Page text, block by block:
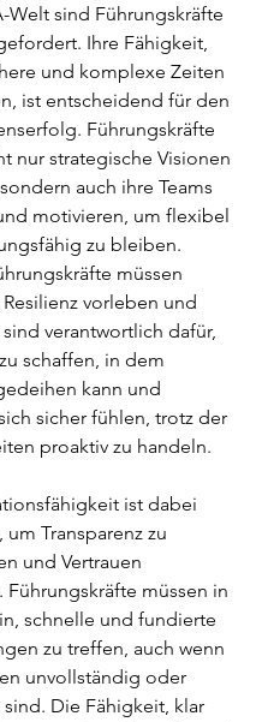
Welt sind Führungskräfte
Ihre Fähigkeit,
und komplexe Zeiten
ist entscheidend für den
Führungskräfte
nur strategische Visionen
auch ihre Teams
motivieren, um flexibel
zu bleiben.
müssen
vorleben und
verantwortlich dafür,
schaffen, in dem
kann und
sicher fühlen, trotz der
proaktiv zu handeln.
ist dabei
um Transparenz zu
und Vertrauen
Führungskräfte müssen in
schnelle und fundierte
zu treffen, auch wenn
unvollständig oder
Die Fähigkeit, klar